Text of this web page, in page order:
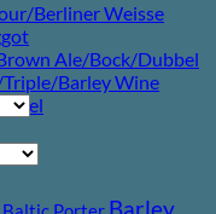
Berliner Weisse
Ale/Bock/Dubbel
Barley Wine